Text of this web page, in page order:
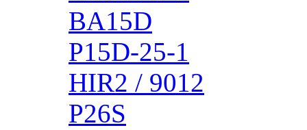
BA15D
P15D-25-1
HIR2 / 9012
P26S